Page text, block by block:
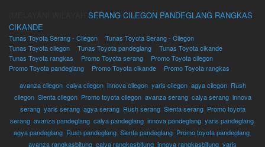
SERANG CILEGON PANDEGLANG RANGKAS
CIKANDE
Tunas Toyota Serang - Cilegon
Tunas Toyota Serang - Cilegon
Tunas Toyota cilegon
Tunas Toyota pandeglang
Tunas Toyota cikande
Tunas Toyota rangkas
Promo Toyota serang
Promo Toyota cilegon
Promo Toyota pandeglang
Promo Toyota cikande
Promo Toyota rangkas
avanza cilegon, calya cilegon, innova cilegon, yaris cilegon, agya cilegon, Rush
cilegon, Sienta cilegon, Promo toyota cilegon, avanza serang, calya serang, innova
serang, yaris serang, agya serang, Rush serang, Sienta serang, Promo toyota
serang, avanza pandeglang, calya pandeglang, innova pandeglang, yaris pandeglang,
agya pandeglang Rush pandeglang Sienta pandeglang Promo toyota pandeglang
avanza rangkasbitung calya rangkasbitung innova rangkasbitung yaris